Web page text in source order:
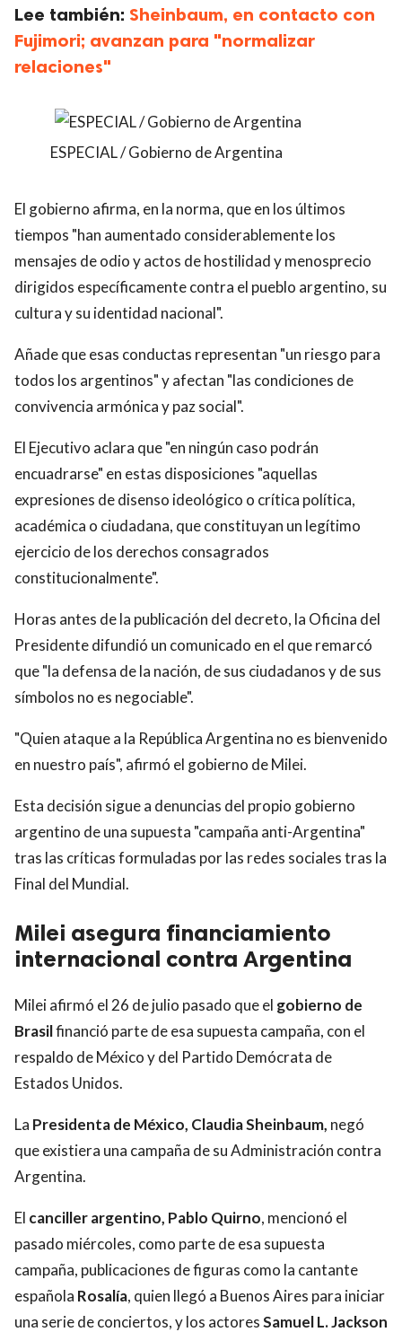
Lee también: Sheinbaum, en contacto con
Fujimori; avanzan para "normalizar
relaciones"
ESPECIAL / Gobierno de Argentina
El gobierno afirma, en la norma, que en los últimos
tiempos "han aumentado considerablemente los
mensajes de odio y actos de hostilidad y menosprecio
dirigidos específicamente contra el pueblo argentino, su
cultura y su identidad nacional".
Añade que esas conductas representan "un riesgo para
todos los argentinos" y afectan "las condiciones de
convivencia armónica y paz social".
El Ejecutivo aclara que "en ningún caso podrán
encuadrarse" en estas disposiciones "aquellas
expresiones de disenso ideológico o crítica política,
académica o ciudadana, que constituyan un legítimo
ejercicio de los derechos consagrados
constitucionalmente".
Horas antes de la publicación del decreto, la Oficina del
Presidente difundió un comunicado en el que remarcó
que "la defensa de la nación, de sus ciudadanos y de sus
símbolos no es negociable".
"Quien ataque a la República Argentina no es bienvenido
en nuestro país", afirmó el gobierno de Milei.
Esta decisión sigue a denuncias del propio gobierno
argentino de una supuesta "campaña anti-Argentina"
tras las críticas formuladas por las redes sociales tras la
Final del Mundial.
Milei asegura financiamiento
internacional contra Argentina
Milei afirmó el 26 de julio pasado que el gobierno de
Brasilfinanció parte de esa supuesta campaña, con el
respaldo de México y del Partido Demócrata de
Estados Unidos.
La Presidenta de México, Claudia Sheinbaum, negó
que existiera una campaña de su Administración contra
Argentina.
El canciller argentino, Pablo Quirno, mencionó el
pasado miércoles, como parte de esa supuesta
campaña, publicaciones de figuras como la cantante
española Rosalía, quien llegó a Buenos Aires para iniciar
una serie de conciertos, y los actoresSamuel L. Jackson